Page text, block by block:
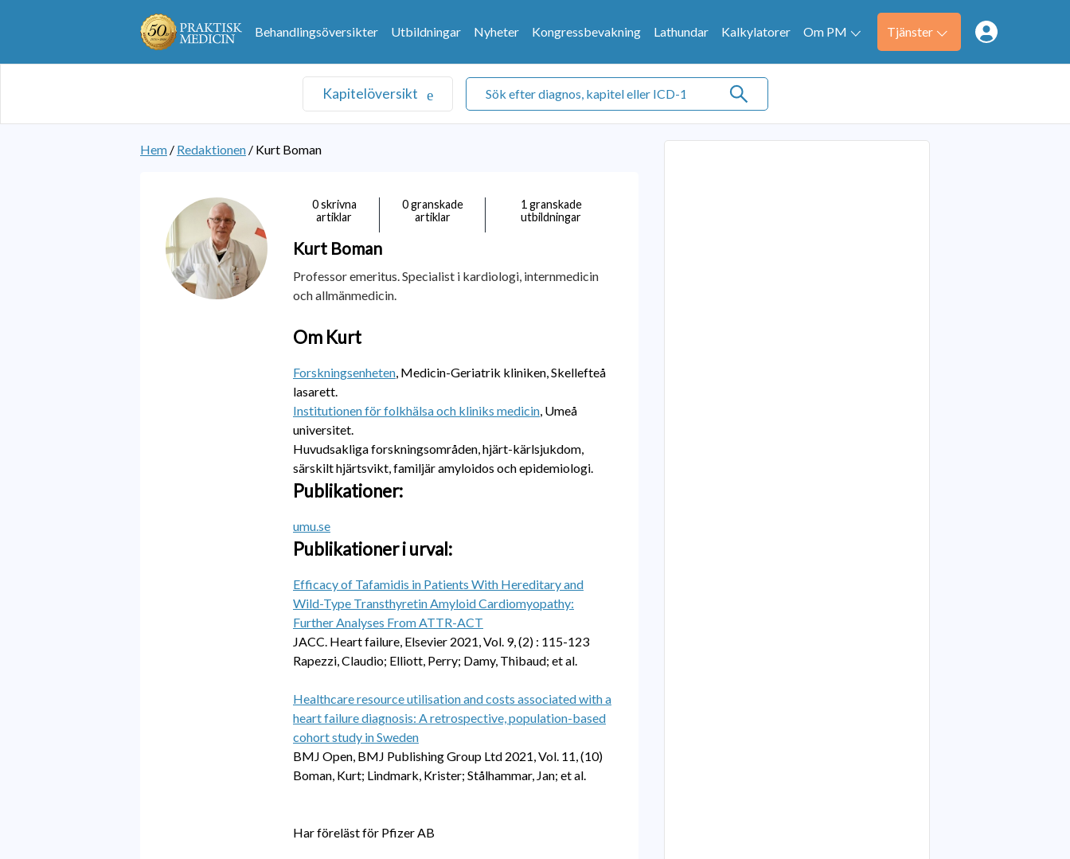
Behandlingsöversikter Utbildningar Nyheter Kongressbevakning Lathundar Kalkylatorer Om PM Tjänster
Kapitelöversikt
Hem / Redaktionen / Kurt Boman
0 skrivna
artiklar
0 granskade
artiklar
1 granskade
utbildningar
Kurt Boman
Professor emeritus. Specialist i kardiologi, internmedicin
och allmänmedicin.
Om Kurt
Forskningsenheten, Medicin-Geriatrik kliniken, Skellefteå
lasarett.
Institutionen för folkhälsa och kliniks medicin, Umeå
universitet.
Huvudsakliga forskningsområden, hjärt-kärlsjukdom,
särskilt hjärtsvikt, familjär amyloidos och epidemiologi.
Publikationer:
umu.se
Publikationer i urval:
Efficacy of Tafamidis in Patients With Hereditary and
Wild-Type Transthyretin Amyloid Cardiomyopathy:
Further Analyses From ATTR-ACT
JACC. Heart failure, Elsevier 2021, Vol. 9, (2) : 115-123
Rapezzi, Claudio; Elliott, Perry; Damy, Thibaud; et al.
Healthcare resource utilisation and costs associated with a
heart failure diagnosis: A retrospective, population-based
cohort study in Sweden
BMJ Open, BMJ Publishing Group Ltd 2021, Vol. 11, (10)
Boman, Kurt; Lindmark, Krister; Stålhammar, Jan; et al.
Har föreläst för Pfizer AB